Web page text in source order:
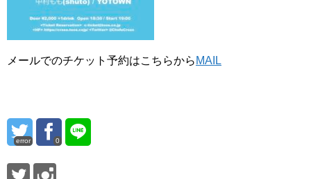
メールでのチケット予約はこちらから MAIL
error 0